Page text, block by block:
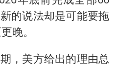
的说法却是可能要拖
晚。
，美方给出的理由总